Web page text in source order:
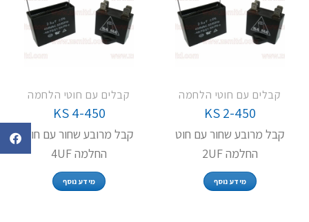
קבלים עם חוטי הלחמה
KS 2-450
קבל מרובע שחור עם חוט
החלמה 2UF
מידע נוסף
קבלים עם חוטי הלחמה
KS 4-450
קבל מרובע שחור עם חוט
החלמה 4UF
מידע נוסף